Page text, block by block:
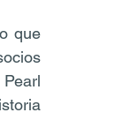
que